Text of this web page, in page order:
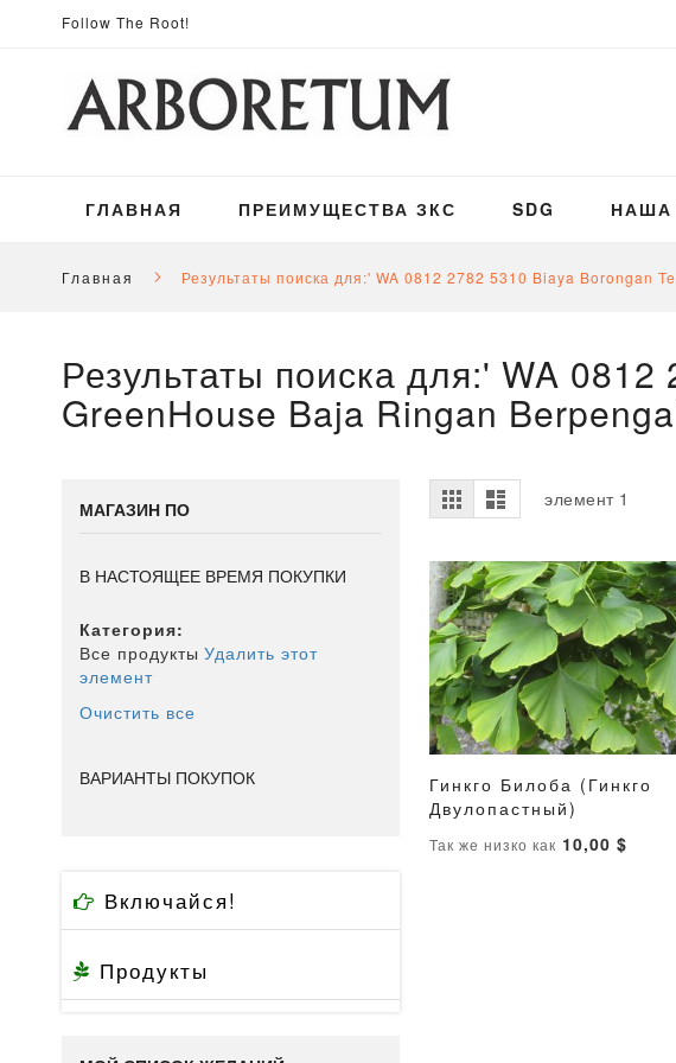
Follow The Root!
ГЛАВНАЯ ПРЕИМУЩЕСТВА ЗКС SDG НАША
Главная Результаты поиска для:' WA 0812 2782 5310 Biaya Borongan
Результаты поиска для:' WA
GreenHouse Baja Ringan
Посмотреть,
как
Сетка Списокэлемент 1
В корзину
СПИСОК
Гинкго Билоба (Гинкго
Двулопастный)
Так же низко как 10,00 $
МАГАЗИН ПО
В НАСТОЯЩЕЕ ВРЕМЯ ПОКУПКИ
Категория
Все продукты Удалить этот
элемент
Очистить все
ВАРИАНТЫ ПОКУПОК
Включайся!
Продукты